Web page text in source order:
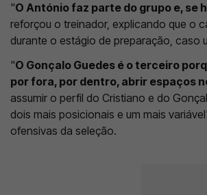
"O António faz parte do grupo e, se
reforçou o treinador, explicando que o
durante o estágio de preparação, caso
"O Gonçalo Guedes é o terceiro
por fora, por dentro, abrir espaços
assumir o perfil do Cristiano e do
dois mais posicionais e um mais
ofensivas da seleção.